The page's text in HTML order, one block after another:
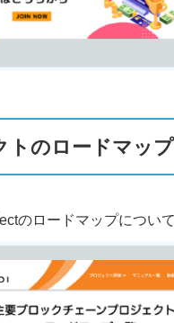
トのロードマッ
のロードマップについ